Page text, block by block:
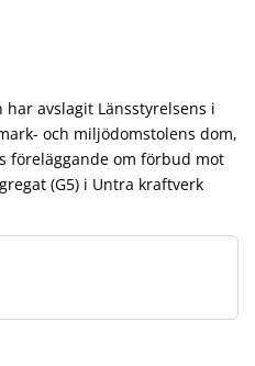
avslagit Länsstyrelsens i
och miljödomstolens dom,
föreläggande om förbud mot
(G5) i Untra kraftverk